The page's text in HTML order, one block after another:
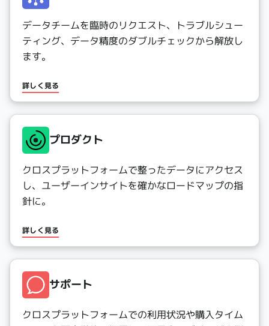
データチームを臨時のリクエスト、トラブルシュー
ティング、データ精度のダブルチェックから解放し
ます。
詳しく見る
プロダクト
クロスプラットフォームで整ったデータにアクセス
し、ユーザーインサイトを確かなロードマップの指
針に。
詳しく見る
サポート
クロスプラットフォームでの利用状況や購入タイム